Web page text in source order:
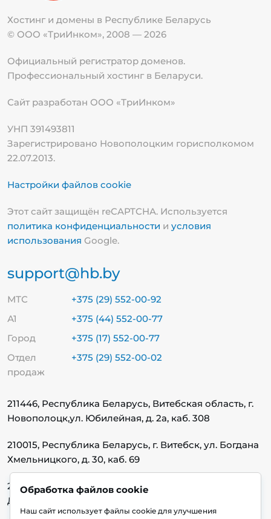
Хостинг и домены в Республике Беларусь
© ООО «ТриИнком», 2008 — 2026
Официальный регистратор доменов.
Профессиональный хостинг в Беларуси.
Сайт разработан ООО «ТриИнком»
УНП 391493811
Зарегистрировано Новополоцким горисполкомом
22.07.2013.
Настройки файлов cookie
Этот сайт защищён reCAPTCHA. Используется
политика конфиденциальности и условия
использования Google.
support@hb.by
МТС
+375 (29) 552-00-92
А1
+375 (44) 552-00-77
Город
+375 (17) 552-00-77
Отдел
продаж
+375 (29) 552-00-02
211446, Республика Беларусь, Витебская область, г.
Новополоцк,ул. Юбилейная, д. 2а, каб. 308
210015, Республика Беларусь, г. Витебск, ул. Богдана
Хмельницкого, д. 30, каб. 69
220140, Республика Беларусь, г. Минск, ул.
Домбровская, д. 9, каб. 13.1.1
Обработка файлов cookie
Наш сайт использует файлы cookie для улучшения